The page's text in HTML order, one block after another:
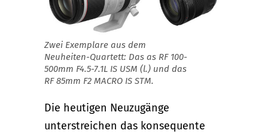
Zwei Exemplare aus dem
Neuheiten-Quartett: Das as RF 100-
500mm F4.5-7.1L IS USM (l.) und das
RF 85mm F2 MACRO IS STM.
Die heutigen Neuzugänge
unterstreichen das konsequente